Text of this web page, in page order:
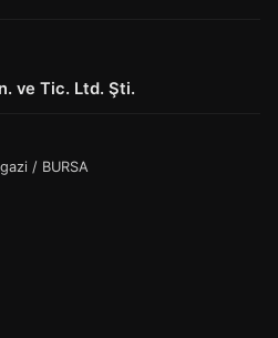
ve Tic. Ltd. Şti.
/ BURSA